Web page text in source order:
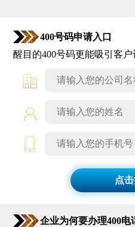
400号码申请入口
醒目的400号码更能吸引客
点
企业为何要办理400电